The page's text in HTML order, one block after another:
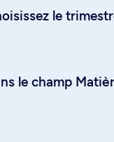
le
le champ